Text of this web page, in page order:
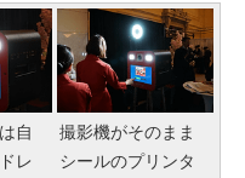
自
レ
撮影機がそのまま
シールのプリンタ